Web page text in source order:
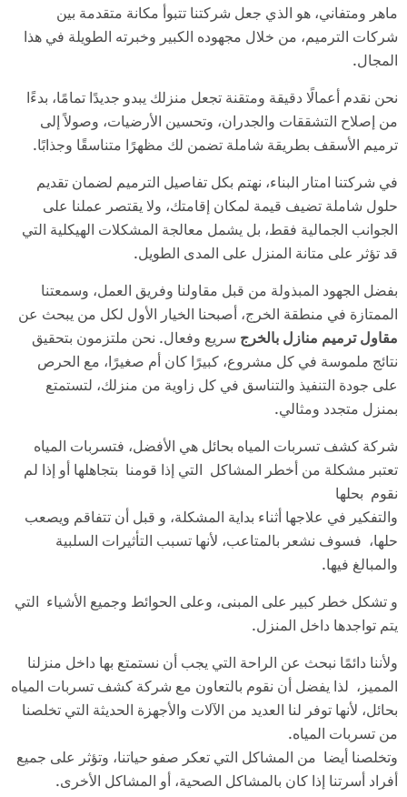
ماهر ومتفاني، هو الذي جعل شركتنا تتبوأ مكانة متقدمة بين
شركات الترميم، من خلال مجهوده الكبير وخبرته الطويلة في هذا
المجال.
نحن نقدم أعمالًا دقيقة ومتقنة تجعل منزلك يبدو جديدًا تمامًا، بدءًا
من إصلاح التشققات والجدران، وتحسين الأرضيات، وصولاً إلى
ترميم الأسقف بطريقة شاملة تضمن لك مظهرًا متناسقًا وجذابًا.
في شركتنا امتار البناء، نهتم بكل تفاصيل الترميم لضمان تقديم
حلول شاملة تضيف قيمة لمكان إقامتك، ولا يقتصر عملنا على
الجوانب الجمالية فقط، بل يشمل معالجة المشكلات الهيكلية التي
قد تؤثر على متانة المنزل على المدى الطويل.
بفضل الجهود المبذولة من قبل مقاولنا وفريق العمل، وسمعتنا
الممتازة في منطقة الخرج، أصبحنا الخيار الأول لكل من يبحث عن
مقاول ترميم منازل بالخرج سريع وفعال. نحن ملتزمون بتحقيق
نتائج ملموسة في كل مشروع، كبيرًا كان أم صغيرًا، مع الحرص
على جودة التنفيذ والتناسق في كل زاوية من منزلك، لتستمتع
بمنزل متجدد ومثالي.
شركة كشف تسربات المياه بحائل هي الأفضل، فتسربات المياه
تعتبر مشكلة من أخطر المشاكل التي إذا قومنا بتجاهلها أو إذا لم
نقوم بحلها
والتفكير في علاجها أثناء بداية المشكلة، و قبل أن تتفاقم ويصعب
حلها، فسوف نشعر بالمتاعب، لأنها تسبب التأثيرات السلبية
والمبالغ فيها.
و تشكل خطر كبير على المبنى، وعلى الحوائط وجميع الأشياء التي
يتم تواجدها داخل المنزل.
ولأننا دائمًا نبحث عن الراحة التي يجب أن نستمتع بها داخل منزلنا
المميز، لذا يفضل أن نقوم بالتعاون مع شركة كشف تسربات المياه
بحائل، لأنها توفر لنا العديد من الآلات والأجهزة الحديثة التي تخلصنا
من تسربات المياه.
وتخلصنا أيضا من المشاكل التي تعكر صفو حياتنا، وتؤثر على جميع
أفراد أسرتنا إذا كان بالمشاكل الصحية، أو المشاكل الأخرى.